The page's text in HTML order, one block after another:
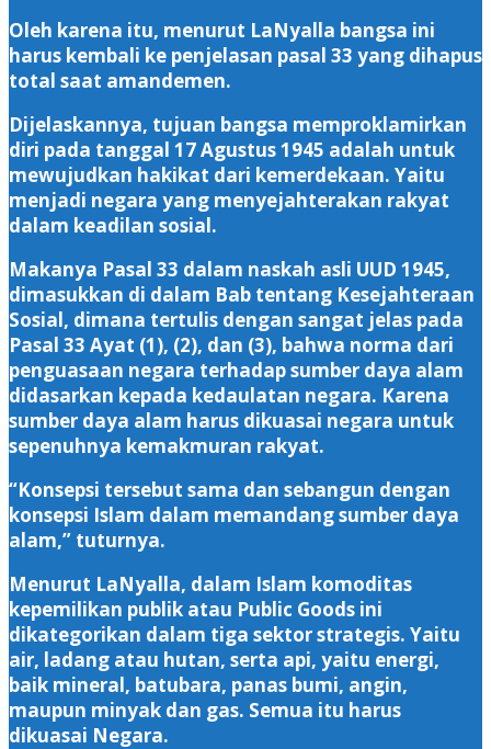
Oleh karena itu, menurut LaNyalla bangsa ini
harus kembali ke penjelasan pasal 33 yang dihapus
total saat amandemen.
Dijelaskannya, tujuan bangsa memproklamirkan
diri pada tanggal 17 Agustus 1945 adalah untuk
mewujudkan hakikat dari kemerdekaan. Yaitu
menjadi negara yang menyejahterakan rakyat
dalam keadilan sosial.
Makanya Pasal 33 dalam naskah asli UUD 1945,
dimasukkan di dalam Bab tentang Kesejahteraan
Sosial, dimana tertulis dengan sangat jelas pada
Pasal 33 Ayat (1), (2), dan (3), bahwa norma dari
penguasaan negara terhadap sumber daya alam
didasarkan kepada kedaulatan negara. Karena
sumber daya alam harus dikuasai negara untuk
sepenuhnya kemakmuran rakyat.
“Konsepsi tersebut sama dan sebangun dengan
konsepsi Islam dalam memandang sumber daya
alam,” tuturnya.
Menurut LaNyalla, dalam Islam komoditas
kepemilikan publik atau Public Goods ini
dikategorikan dalam tiga sektor strategis. Yaitu
air, ladang atau hutan, serta api, yaitu energi,
baik mineral, batubara, panas bumi, angin,
maupun minyak dan gas. Semua itu harus
dikuasai Negara.